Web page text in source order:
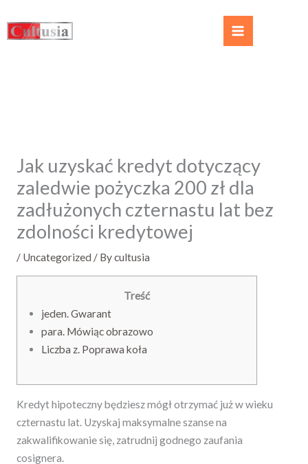
Jak uzyskać kredyt dotyczący
zaledwie pożyczka 200 zł dla
zadłużonych czternastu lat bez
zdolności kredytowej
/ Uncategorized / Bycultusia
Treść
jeden. Gwarant
para. Mówiąc obrazowo
Liczba z. Poprawa koła
Kredyt hipoteczny będziesz mógł otrzymać już w wieku
czternastu lat. Uzyskaj maksymalne szanse na
zakwalifikowanie się, zatrudnij godnego zaufania
cosignera.